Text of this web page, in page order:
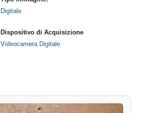
Digitale
Dispositivo di Acquisizione
Videocamera Digitale